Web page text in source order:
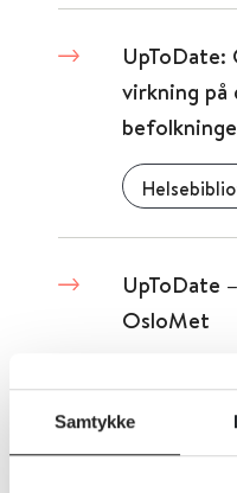
Samtykke
virkning på
UpToDate
OsloMet